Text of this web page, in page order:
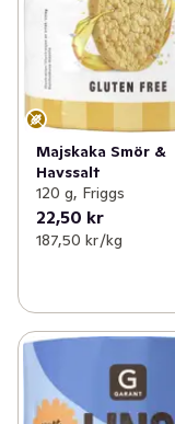
Majskaka Smör &
Havssalt
120 g, Friggs
22,50 kr
187,50 kr /kg